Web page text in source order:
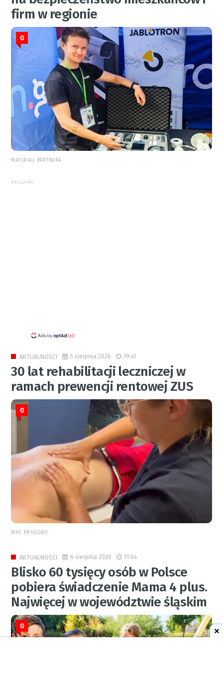
firm w regionie
0
MATERIAŁ PARTNERA
REKLAMA
AKTUALNOŚCI 5 sierpnia 2026 19:41
30 lat rehabilitacji leczniczej w
ramach prewencji rentowej ZUS
0
MAT. PRASOWY
AKTUALNOŚCI 6 sierpnia 2026 11:04
Blisko 60 tysięcy osób w Polsce
pobiera świadczenie Mama 4 plus.
Najwięcej w województwie śląskim
0